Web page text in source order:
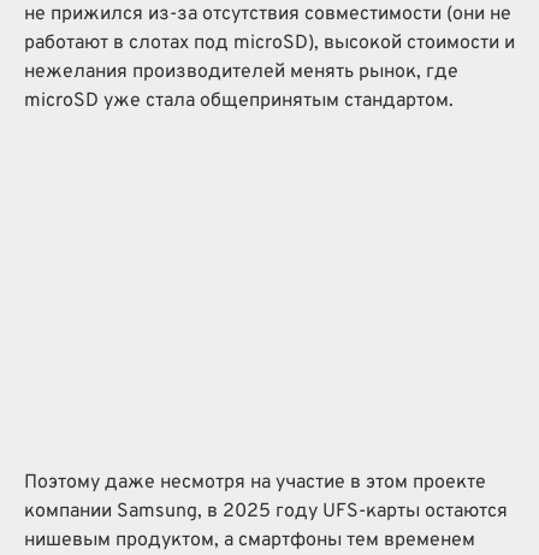
не прижился из-за отсутствия совместимости (они не
работают в слотах под microSD), высокой стоимости и
нежелания производителей менять рынок, где
microSD уже стала общепринятым стандартом.
Поэтому даже несмотря на участие в этом проекте
компании Samsung, в 2025 году UFS-карты остаются
нишевым продуктом, а смартфоны тем временем